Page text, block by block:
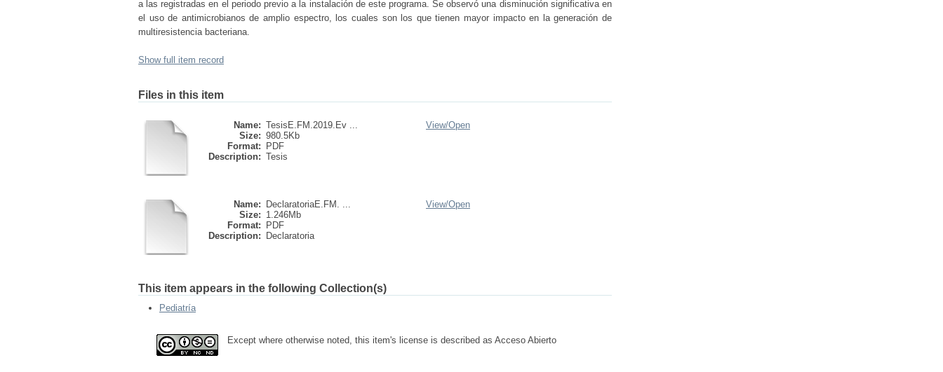
a las registradas en el periodo previo a la instalación de este programa. Se observó una disminución significativa en
el uso de antimicrobianos de amplio espectro, los cuales son los que tienen mayor impacto en la generación de
multiresistencia bacteriana.
Show full item record
Files in this item
Name: TesisE.FM.2019.Ev ...
Size: 980.5Kb
Format:
PDF
Description: Tesis
View/Open
Name:
DeclaratoriaE.FM. ...
Size: 1.246Mb
Format:
PDF
Description:
Declaratoria
View/Open
This item appears in the following Collection(s)
Pediatría
Except where otherwise noted, this item's license is described as Acceso Abierto